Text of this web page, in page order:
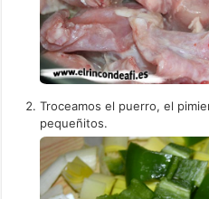
Troceamos el puerro, el
pequeñitos.